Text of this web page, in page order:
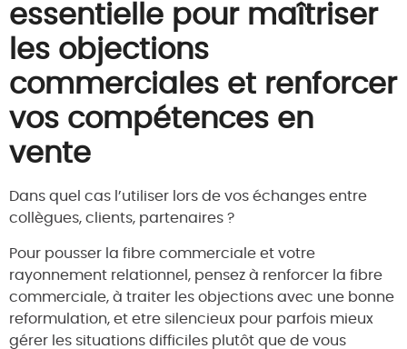
essentielle pour maîtriser
les objections
commerciales et renforcer
vos compétences en
vente
Dans quel cas l’utiliser lors de vos échanges entre
collègues, clients, partenaires ?
Pour pousser la fibre commerciale et votre
rayonnement relationnel, pensez à renforcer la fibre
commerciale, à traiter les objections avec une bonne
reformulation, et etre silencieux pour parfois mieux
gérer les situations difficiles plutôt que de vous